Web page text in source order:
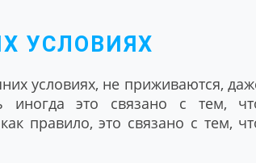
УСЛОВИЯХ
условиях, не приживаются,
иногда это связано с тем,
правило, это связано с тем,